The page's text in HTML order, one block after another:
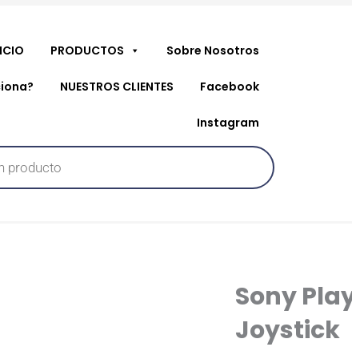
PRODUCTOS Sobre Nosotros
NUESTROS CLIENTES Facebook
Instagram
Sony
Joystick